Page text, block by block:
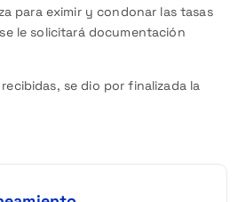
para eximir y condonar las tasas
le solicitará documentación
se dio por finalizada la